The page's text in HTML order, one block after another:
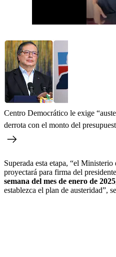
Centro Democrático le exige
derrota con el monto del
Superada esta etapa, “el
proyectará para firma del
semana del mes de enero de 2025
establezca el plan de austeridad”,